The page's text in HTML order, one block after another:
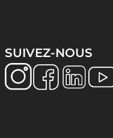
SUIVEZ-NOUS